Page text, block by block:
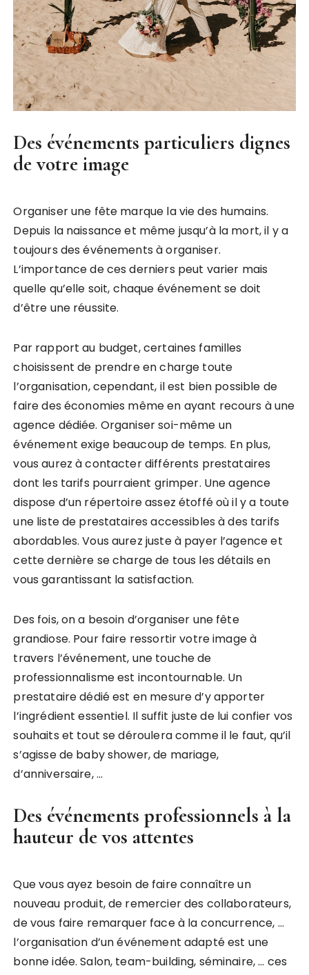
Des événements particuliers dignes
de votre image
Organiser une fête marque la vie des humains.
Depuis la naissance et même jusqu’à la mort, il y a
toujours des événements à organiser.
L’importance de ces derniers peut varier mais
quelle qu’elle soit, chaque événement se doit
d’être une réussite.
Par rapport au budget, certaines familles
choisissent de prendre en charge toute
l’organisation, cependant, il est bien possible de
faire des économies même en ayant recours à une
agence dédiée. Organiser soi-même un
événement exige beaucoup de temps. En plus,
vous aurez à contacter différents prestataires
dont les tarifs pourraient grimper. Une agence
dispose d’un répertoire assez étoffé où il y a toute
une liste de prestataires accessibles à des tarifs
abordables. Vous aurez juste à payer l’agence et
cette dernière se charge de tous les détails en
vous garantissant la satisfaction.
Des fois, on a besoin d’organiser une fête
grandiose. Pour faire ressortir votre image à
travers l’événement, une touche de
professionnalisme est incontournable. Un
prestataire dédié est en mesure d’y apporter
l’ingrédient essentiel. Il suffit juste de lui confier vos
souhaits et tout se déroulera comme il le faut, qu’il
s’agisse de baby shower, de mariage,
d’anniversaire, …
Des événements professionnels à la
hauteur de vos attentes
Que vous ayez besoin de faire connaître un
nouveau produit, de remercier des collaborateurs,
de vous faire remarquer face à la concurrence, …
l’organisation d’un événement adapté est une
bonne idée. Salon, team-building, séminaire, … ces